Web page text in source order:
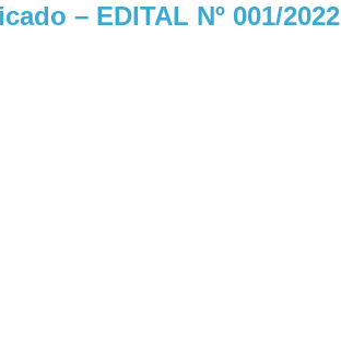
– EDITAL Nº 001/2022